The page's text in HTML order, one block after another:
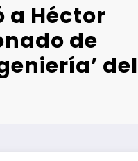
a Héctor
de
del